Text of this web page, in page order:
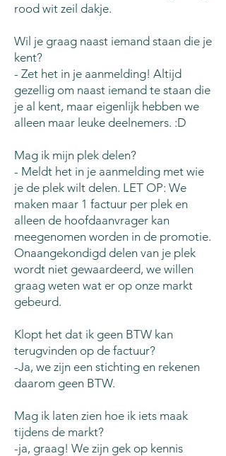
rood wit zeil dakje.
Wil je graag naast iemand staan die je
kent?
- Zet het in je aanmelding! Altijd
gezellig om naast iemand te staan die
je al kent, maar eigenlijk hebben we
alleen maar leuke deelnemers. :D
Mag ik mijn plek delen?
- Meldt het in je aanmelding met wie
je de plek wilt delen. LET OP: We
maken maar 1 factuur per plek en
alleen de hoofdaanvrager kan
meegenomen worden in de promotie.
Onaangekondigd delen van je plek
wordt niet gewaardeerd, we willen
graag weten wat er op onze markt
gebeurd.
Klopt het dat ik geen BTW kan
terugvinden op de factuur?
-Ja, we zijn een stichting en rekenen
daarom geen BTW.
Mag ik laten zien hoe ik iets maak
tijdens de markt?
-ja, graag! We zijn gek op kennis